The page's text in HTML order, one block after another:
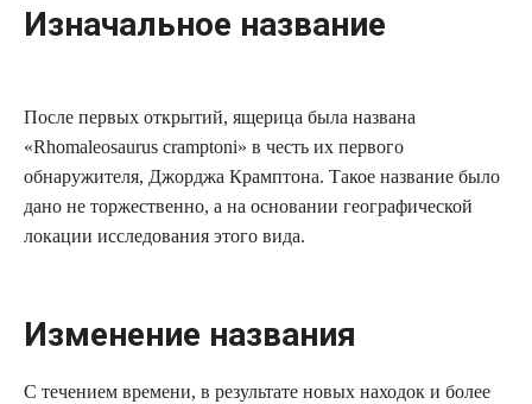
Изначальное название
После первых открытий, ящерица была названа
«Rhomaleosaurus cramptoni» в честь их первого
обнаружителя, Джорджа Крамптона. Такое название было
дано не торжественно, а на основании географической
локации исследования этого вида.
Изменение названия
С течением времени, в результате новых находок и более